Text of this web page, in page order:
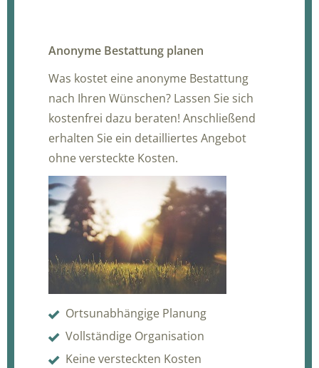
Anonyme Bestattung planen
Was kostet eine anonyme Bestattung
nach Ihren Wünschen? Lassen Sie sich
kostenfrei dazu beraten! Anschließend
erhalten Sie ein detailliertes Angebot
ohne versteckte Kosten.
Ortsunabhängige Planung
Vollständige Organisation
Keine versteckten Kosten